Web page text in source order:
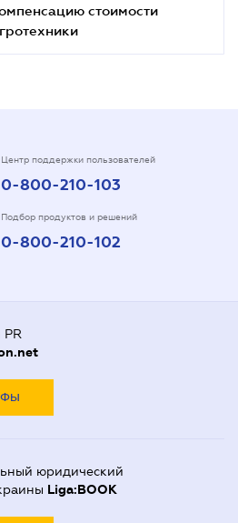
стоимости
Центр поддержки пользователей
0-800-210-103
Подбор продуктов и решений
0-800-210-102
PR
юридический
Liga:BOOK